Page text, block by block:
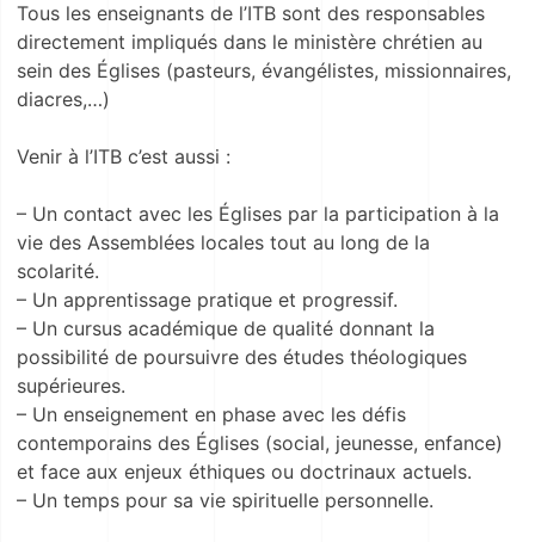
Tous les enseignants de l’ITB sont des responsables
directement impliqués dans le ministère chrétien au
sein des Églises (pasteurs, évangélistes, missionnaires,
diacres,…)
Venir à l’ITB c’est aussi :
– Un contact avec les Églises par la participation à la
vie des Assemblées locales tout au long de la
scolarité.
– Un apprentissage pratique et progressif.
– Un cursus académique de qualité donnant la
possibilité de poursuivre des études théologiques
supérieures.
– Un enseignement en phase avec les défis
contemporains des Églises (social, jeunesse, enfance)
et face aux enjeux éthiques ou doctrinaux actuels.
– Un temps pour sa vie spirituelle personnelle.